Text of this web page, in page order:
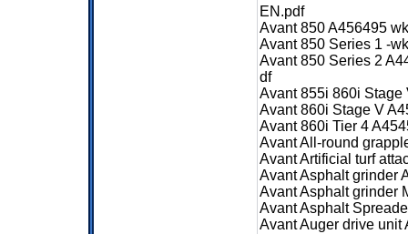
EN.pdf
Avant 850 A456495
Avant 850 Series 1 -
Avant 850 Series 2
df
Avant 855i 860i Stage
Avant 860i Stage V
Avant 860i Tier 4
Avant All-round
Avant Artificial turf
Avant Asphalt grinder
Avant Asphalt grinder
Avant Asphalt
Avant Auger drive unit